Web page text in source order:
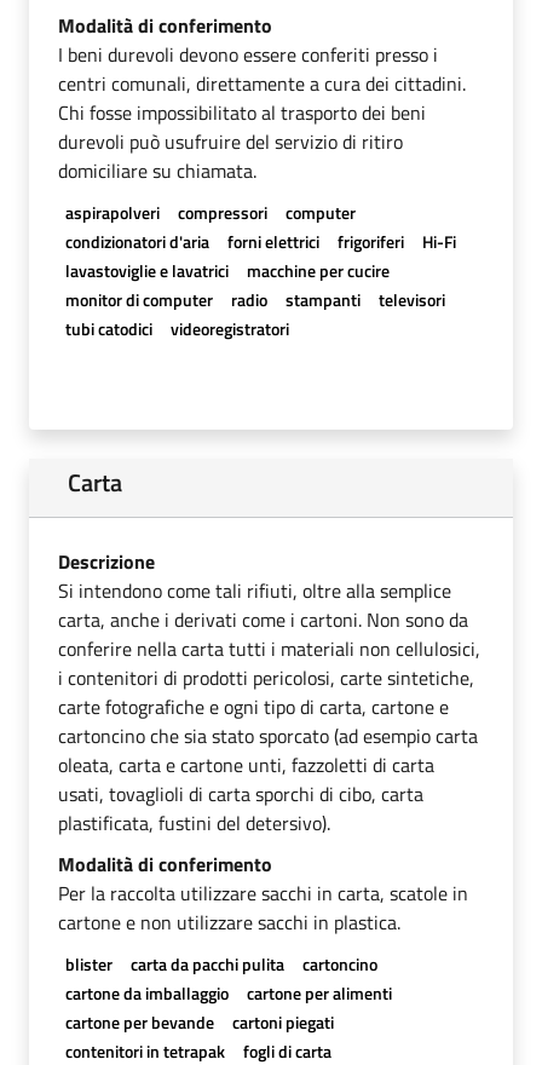
Modalità di conferimento
I beni durevoli devono essere conferiti presso i
centri comunali, direttamente a cura dei cittadini.
Chi fosse impossibilitato al trasporto dei beni
durevoli può usufruire del servizio di ritiro
domiciliare su chiamata.
aspirapolveri compressori
computer
condizionatori d'aria
forni elettrici frigoriferi
Hi-Fi
lavastoviglie e lavatrici
macchine per cucire
monitor di computer
radio stampanti
televisori
tubi catodici
videoregistratori
Carta
Descrizione
Si intendono come tali rifiuti, oltre alla semplice
carta, anche i derivati come i cartoni. Non sono da
conferire nella carta tutti i materiali non cellulosici,
i contenitori di prodotti pericolosi, carte sintetiche,
carte fotografiche e ogni tipo di carta, cartone e
cartoncino che sia stato sporcato (ad esempio carta
oleata, carta e cartone unti, fazzoletti di carta
usati, tovaglioli di carta sporchi di cibo, carta
plastificata, fustini del detersivo).
Modalità di conferimento
Per la raccolta utilizzare sacchi in carta, scatole in
cartone e non utilizzare sacchi in plastica.
blister carta da pacchi pulita
cartoncino
cartone da imballaggio
cartone per alimenti
cartone per bevande
cartoni piegati
contenitori in tetrapak
fogli di carta